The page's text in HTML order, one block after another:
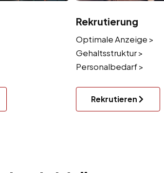
Rekrutierung
Optimale Anzeige >
Gehaltsstruktur >
Personalbedarf >
Rekrutieren